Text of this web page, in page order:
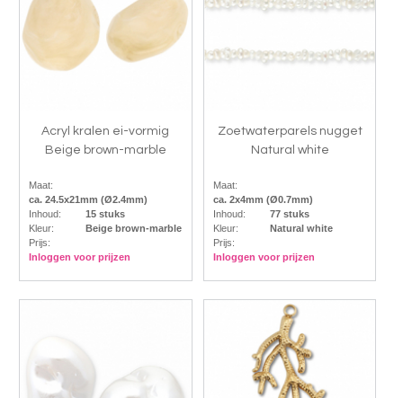
Acryl kralen ei-vormig
Beige brown-marble
Maat:
ca. 24.5x21mm (Ø2.4mm)
Inhoud:
15 stuks
Kleur:
Beige brown-marble
Prijs:
Inloggen voor prijzen
Zoetwaterparels nugget
Natural white
Maat:
ca. 2x4mm (Ø0.7mm)
Inhoud:
77 stuks
Kleur:
Natural white
Prijs:
Inloggen voor prijzen